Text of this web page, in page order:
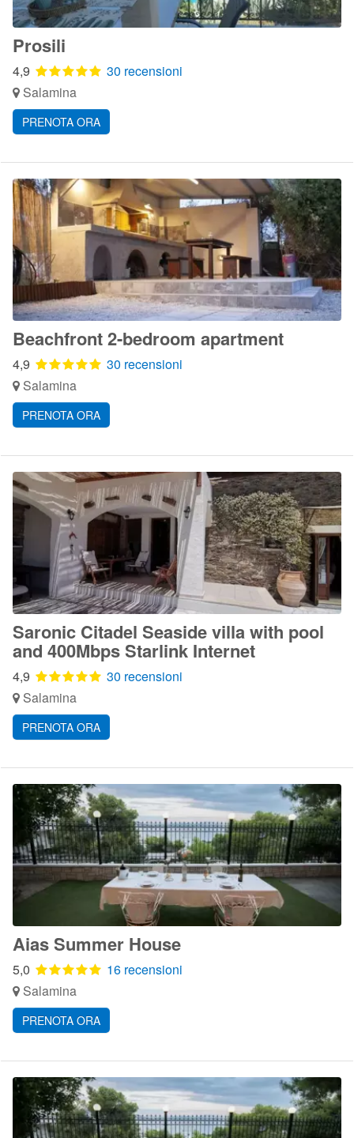
Prosili
4,9
30 recensioni
Salamina
PRENOTA ORA
Beachfront 2-bedroom apartment
4,9
30 recensioni
Salamina
PRENOTA ORA
Saronic Citadel Seaside villa with pool
and 400Mbps Starlink Internet
4,9
30 recensioni
Salamina
PRENOTA ORA
Aias Summer House
5,0
16 recensioni
Salamina
PRENOTA ORA